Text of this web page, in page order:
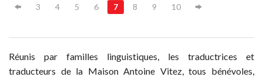
3 4 5 6 7 8 9 10
Réunis par familles linguistiques, les traductrices et
traducteurs de la Maison Antoine Vitez, tous bénévoles,